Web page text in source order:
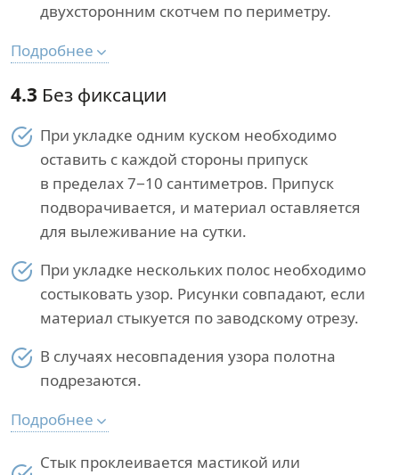
двухсторонним скотчем по периметру.
Подробнее
4.3 Без фиксации
При укладке одним куском необходимо
оставить с каждой стороны припуск
в пределах 7−10 сантиметров. Припуск
подворачивается, и материал оставляется
для вылеживание на сутки.
При укладке нескольких полос необходимо
состыковать узор. Рисунки совпадают, если
материал стыкуется по заводскому отрезу.
В случаях несовпадения узора полотна
подрезаются.
Подробнее
Стык проклеивается мастикой или